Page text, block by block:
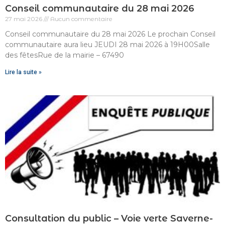
Conseil communautaire du 28 mai 2026
27 mai 2026 Aucun commentaire
Conseil communautaire du 28 mai 2026 Le prochain Conseil
communautaire aura lieu JEUDI 28 mai 2026 à 19H00Salle
des fêtesRue de la mairie – 67490
Lire la suite »
Consultation du public – Voie verte Saverne-